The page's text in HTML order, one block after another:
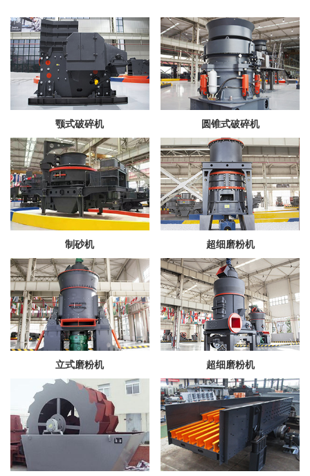
颚式破碎机 圆锥式破碎机
制砂机 超细磨粉机
立式磨粉机 超细磨粉机